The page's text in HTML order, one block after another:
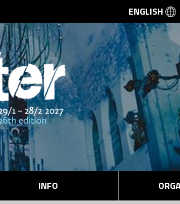
ENGLISH
INFO